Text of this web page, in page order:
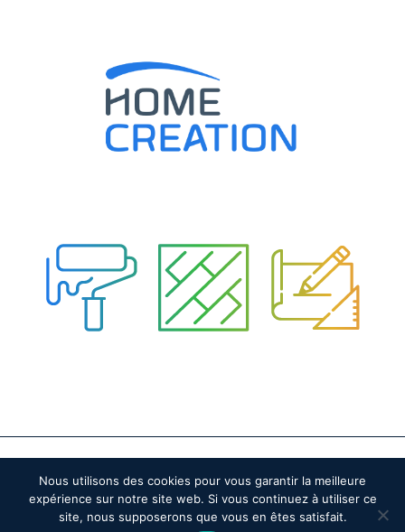
2020© Home Création – Réalisation ATM Communication
Mentions légales
Nous utilisons des cookies pour vous garantir la meilleure
expérience sur notre site web. Si vous continuez à utiliser ce
site, nous supposerons que vous en êtes satisfait.